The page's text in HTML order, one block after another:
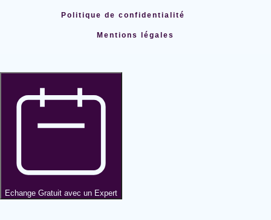
Politique de confidentialité
Mentions légales